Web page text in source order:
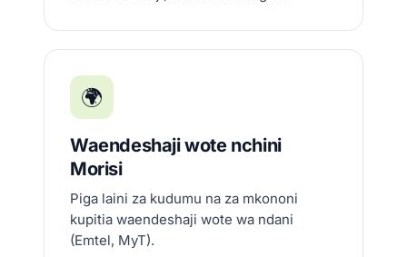
🌍
Waendeshaji wote nchini
Morisi
Piga laini za kudumu na za mkononi
kupitia waendeshaji wote wa ndani
(Emtel, MyT).